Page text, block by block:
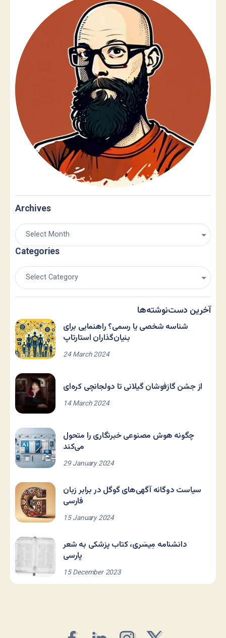
Archives
Categories
آخرین دست‌نوشته‌ها
شناسه شخصی یا رسمی؟ راهنمایی برای
بنیان‌گذاران استارتاپ
24 March 2024
از جشن گازفوشان گیلانی تا دولجانچی کره‌ای
14 March 2024
چگونه هوش مصنوعی خبرنگاری را متحول
می‌کند
29 January 2024
سیاست دوگانه آگهی‌های گوگل در برابر زبان
فارسی
15 January 2024
دانشنامه مِیسَری، کتاب پزشکی به شعر
پارسی
15 December 2023